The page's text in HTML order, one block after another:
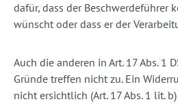
dafür, dass der Beschwerdeführer
wünscht oder dass er der
Auch die anderen in Art. 17 Abs. 1
Gründe treffen nicht zu. Ein
nicht ersichtlich (Art. 17 Abs. 1 lit. b)